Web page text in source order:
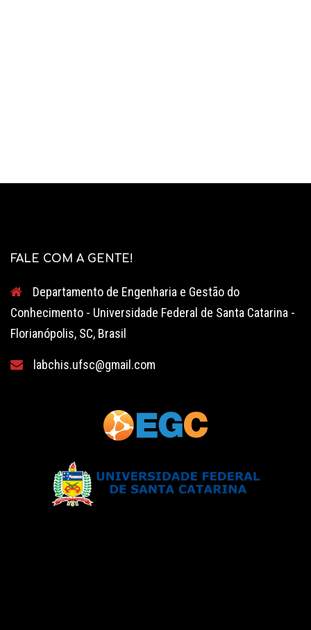
FALE COM A GENTE!
Departamento de Engenharia e Gestão do
Conhecimento - Universidade Federal de Santa Catarina -
Florianópolis, SC, Brasil
labchis.ufsc@gmail.com